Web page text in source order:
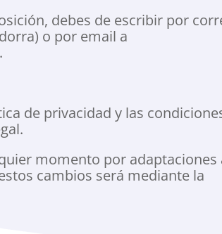
debes de escribir por
o por email a
de privacidad y las
momento por adaptaciones
cambios será mediante la